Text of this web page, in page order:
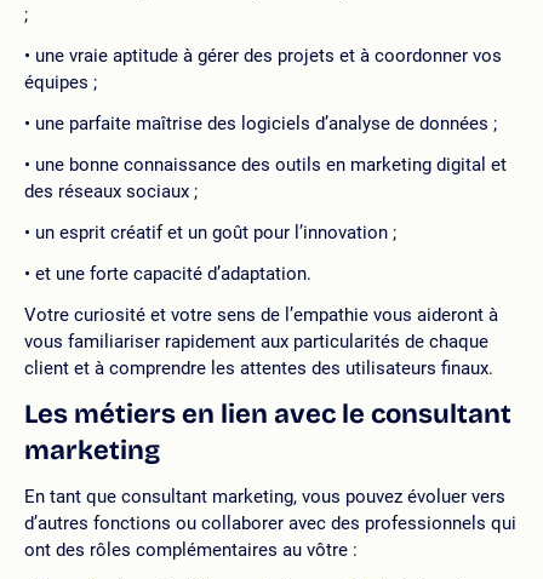
;
une vraie aptitude à gérer des projets et à coordonner vos
équipes ;
une parfaite maîtrise des logiciels d’analyse de données ;
une bonne connaissance des outils en marketing digital et
des réseaux sociaux ;
un esprit créatif et un goût pour l’innovation ;
et une forte capacité d’adaptation.
Votre curiosité et votre sens de l’empathie vous aideront à
vous familiariser rapidement aux particularités de chaque
client et à comprendre les attentes des utilisateurs finaux.
Les métiers en lien avec le consultant
marketing
En tant que consultant marketing, vous pouvez évoluer vers
d’autres fonctions ou collaborer avec des professionnels qui
ont des rôles complémentaires au vôtre :